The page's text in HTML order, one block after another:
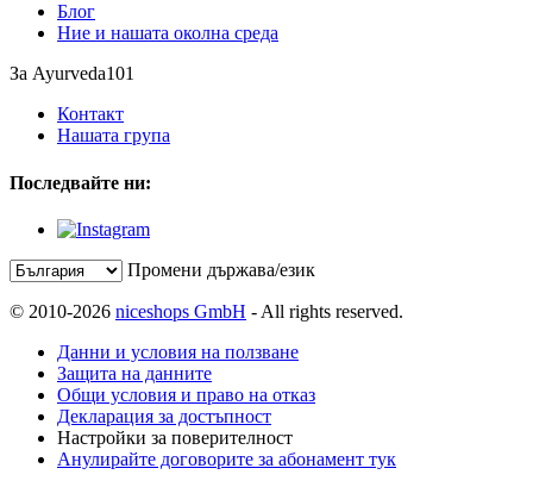
Блог
Ние и нашата околна среда
За Ayurveda101
Контакт
Нашата група
Последвайте ни:
Промени държава/език
© 2010-2026 niceshops GmbH - All rights reserved.
Данни и условия на ползване
Защита на данните
Общи условия и право на отказ
Декларация за достъпност
Настройки за поверителност
Анулирайте договорите за абонамент тук